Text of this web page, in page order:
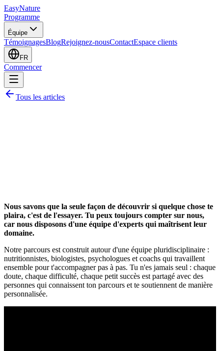
EasyNature
Programme
Équipe
TémoignagesBlogRejoignez-nousContactEspace clients
FR
Commencer
Tous les articles
Nous savons que la seule façon de découvrir si quelque chose te
plaira, c'est de l'essayer. Tu peux toujours compter sur nous,
car nous disposons d'une équipe d'experts qui maîtrisent leur
domaine.
Notre parcours est construit autour d'une équipe pluridisciplinaire :
nutritionnistes, biologistes, psychologues et coachs qui travaillent
ensemble pour t'accompagner pas à pas. Tu n'es jamais seul : chaque
doute, chaque difficulté, chaque petit succès est partagé avec des
personnes qui connaissent ton parcours et te soutiennent de manière
personnalisée.